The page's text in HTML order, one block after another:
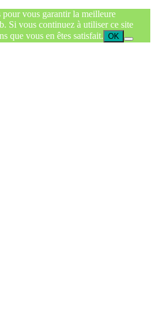
vous garantir la meilleure
Si vous continuez à utiliser ce site
que vous en êtes satisfait. OK